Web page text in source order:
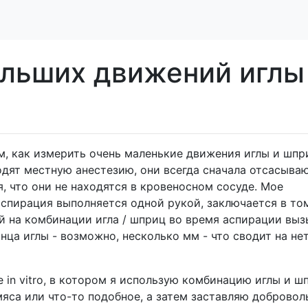
движений
как измерить очень маленькие движения иглы и
местную анестезию, они всегда сначала
что они не находятся в кровеносном сосуде. Мое
выполняется одной рукой, заключается в
на комбинации игла / шприц во время аспирации
иглы - возможно, несколько мм - что сводит на
in vitro, в котором я использую комбинацию иглы и
или что-то подобное, а затем заставляю